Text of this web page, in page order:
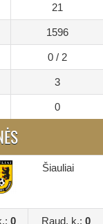
21
1596
0 / 2
3
0
Šiauliai
0 Raud. k.: 0